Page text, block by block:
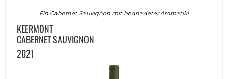
Ein Cabernet Sauvignon mit begnadeter Aromatik!
KEERMONT
CABERNET SAUVIGNON
2021